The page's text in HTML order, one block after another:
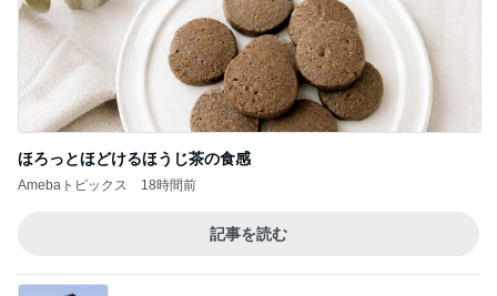
ほろっとほどけるほうじ茶の食感
Amebaトピックス 18時間前
記事を読む